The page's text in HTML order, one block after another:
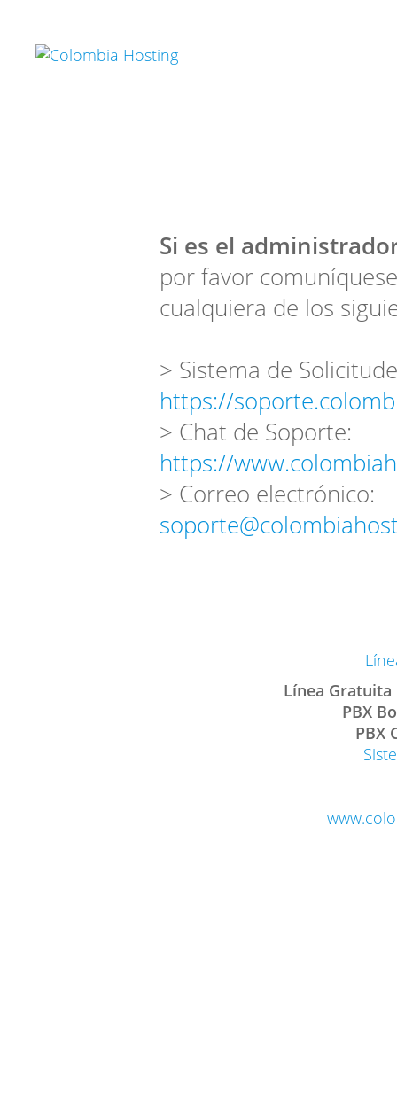
Si es el
por favor
cualquiera de los
> Sistema de
https://
> Chat de Soporte:
https://
> Correo electrónico:
Línea Gratuita
PBX
PBX